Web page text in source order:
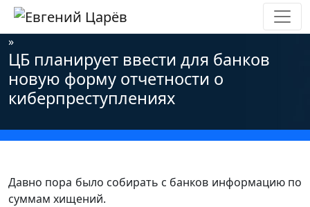
Главная»Новости»Информационная безопасность
»
ЦБ планирует ввести для банков
новую форму отчетности о
киберпреступлениях
Давно пора было собирать с банков информацию по
суммам хищений.